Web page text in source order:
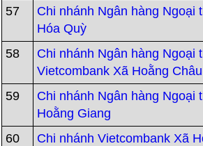
57
Chi nhánh Ngân hàng Ngoại
Hóa Quỳ
58
Chi nhánh Ngân hàng Ngoại
Vietcombank Xã Hoằng Châu
59
Chi nhánh Ngân hàng Ngoại
Hoằng Giang
60 Chi nhánh Vietcombank Xã